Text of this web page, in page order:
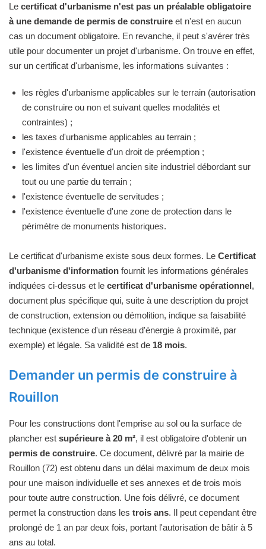
Le certificat d'urbanisme n'est pas un préalable obligatoire
à une demande de permis de construire et n'est en aucun
cas un document obligatoire. En revanche, il peut s'avérer très
utile pour documenter un projet d'urbanisme. On trouve en effet,
sur un certificat d'urbanisme, les informations suivantes :
les règles d'urbanisme applicables sur le terrain (autorisation
de construire ou non et suivant quelles modalités et
contraintes) ;
les taxes d'urbanisme applicables au terrain ;
l'existence éventuelle d'un droit de préemption ;
les limites d'un éventuel ancien site industriel débordant sur
tout ou une partie du terrain ;
l'existence éventuelle de servitudes ;
l'existence éventuelle d'une zone de protection dans le
périmètre de monuments historiques.
Le certificat d'urbanisme existe sous deux formes. Le Certificat
d'urbanisme d'information fournit les informations générales
indiquées ci-dessus et le certificat d'urbanisme opérationnel,
document plus spécifique qui, suite à une description du projet
de construction, extension ou démolition, indique sa faisabilité
technique (existence d'un réseau d'énergie à proximité, par
exemple) et légale. Sa validité est de 18 mois.
Demander un permis de construire à
Rouillon
Pour les constructions dont l'emprise au sol ou la surface de
plancher est supérieure à 20 m², il est obligatoire d'obtenir un
permis de construire. Ce document, délivré par la mairie de
Rouillon (72) est obtenu dans un délai maximum de deux mois
pour une maison individuelle et ses annexes et de trois mois
pour toute autre construction. Une fois délivré, ce document
permet la construction dans les trois ans. Il peut cependant être
prolongé de 1 an par deux fois, portant l'autorisation de bâtir à 5
ans au total.